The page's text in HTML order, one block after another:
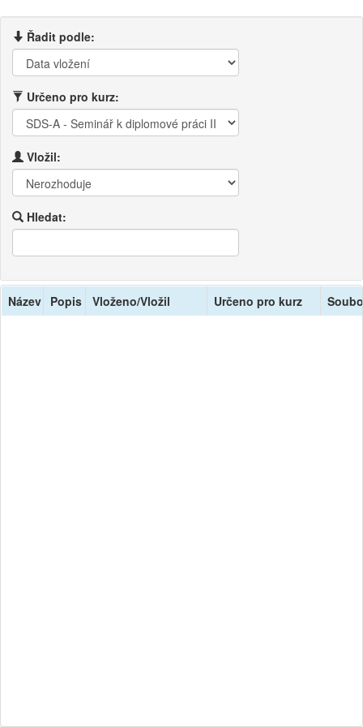
Řadit podle:
Určeno pro kurz:
Vložil:
Hledat:
Název Popis Vloženo/Vložil Určeno pro kurz